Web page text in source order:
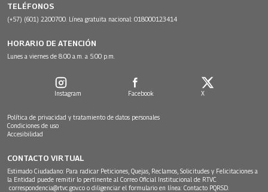
TELÉFONOS
(+57) (601) 2200700. Línea gratuita nacional: 018000123414
HORARIO DE ATENCIÓN
Lunes a viernes de 8:00 a.m. a 5:00 p.m.
Instagram Facebook X
Política de privacidad y tratamiento de datos personales
Condiciones de uso
Accesibilidad
CONTACTO VIRTUAL
Estimado Ciudadano: Para radicar Peticiones, Quejas, Reclamos, Solicitudes y Felicitaciones a
la Entidad puede remitir lo pertinente al Correo Oficial Institucional de RTVC
correspondencia@rtvc.gov.co o diligenciar el formulario en línea: Contacto PQRSD.